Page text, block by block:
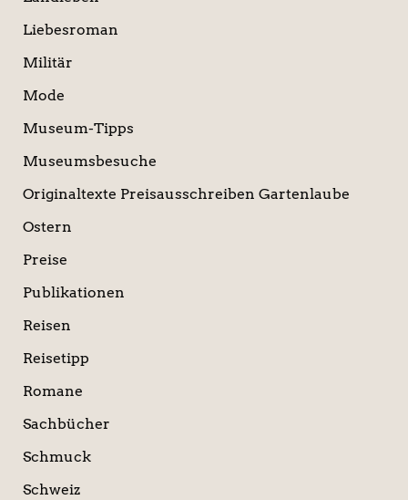
Liebesroman
Militär
Mode
Museum-Tipps
Museumsbesuche
Originaltexte Preisausschreiben Gartenlaube
Ostern
Preise
Publikationen
Reisen
Reisetipp
Romane
Sachbücher
Schmuck
Schweiz